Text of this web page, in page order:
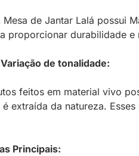
de Jantar Lalá possui
proporcionar durabilidade
de tonalidade:
feitos em material vivo
extraída da natureza.
Principais: